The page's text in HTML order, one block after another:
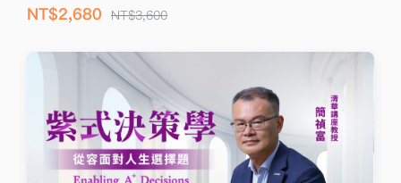
NT$2,680 NT$3,600